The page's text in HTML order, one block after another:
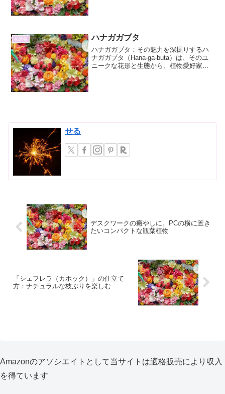
花情報 ハナガガブタ
ハナガガブタ：その魅力を深掘りするハ
ナガガブタ（Hana-ga-buta）は、そのユ
ニークな花形と生態から、植物愛好家だ
せる
デスクワークの癒やしに。PCの横に置き
たいコンパクトな観葉植物
「シェフレラ（カポック）」の仕立て
方：ナチュラルな枝ぶりを楽しむ
Amazonのアソシエイトとして当サイトは適格販売により収入
を得ています